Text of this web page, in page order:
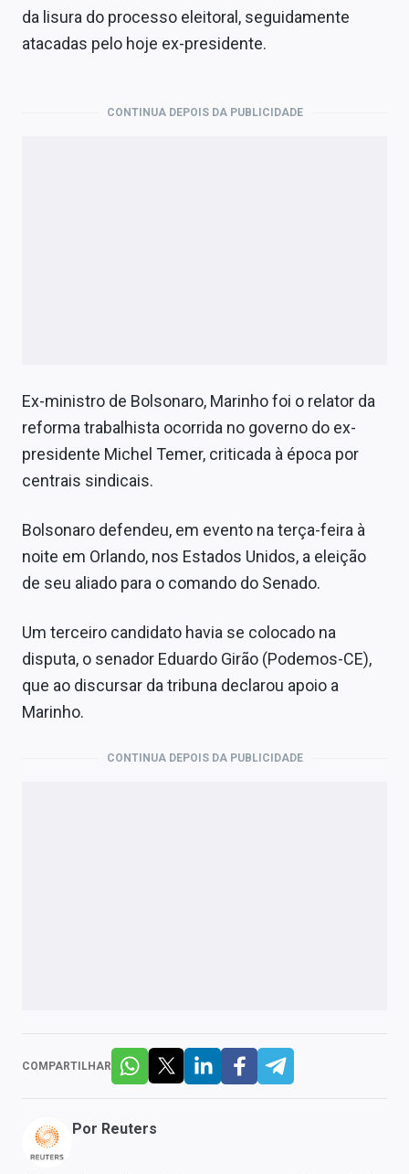
da lisura do processo eleitoral, seguidamente
atacadas pelo hoje ex-presidente.
CONTINUA DEPOIS DA PUBLICIDADE
Ex-ministro de Bolsonaro, Marinho foi o relator da
reforma trabalhista ocorrida no governo do ex-
presidente Michel Temer, criticada à época por
centrais sindicais.
Bolsonaro defendeu, em evento na terça-feira à
noite em Orlando, nos Estados Unidos, a eleição
de seu aliado para o comando do Senado.
Um terceiro candidato havia se colocado na
disputa, o senador Eduardo Girão (Podemos-CE),
que ao discursar da tribuna declarou apoio a
Marinho.
CONTINUA DEPOIS DA PUBLICIDADE
COMPARTILHAR
Por Reuters